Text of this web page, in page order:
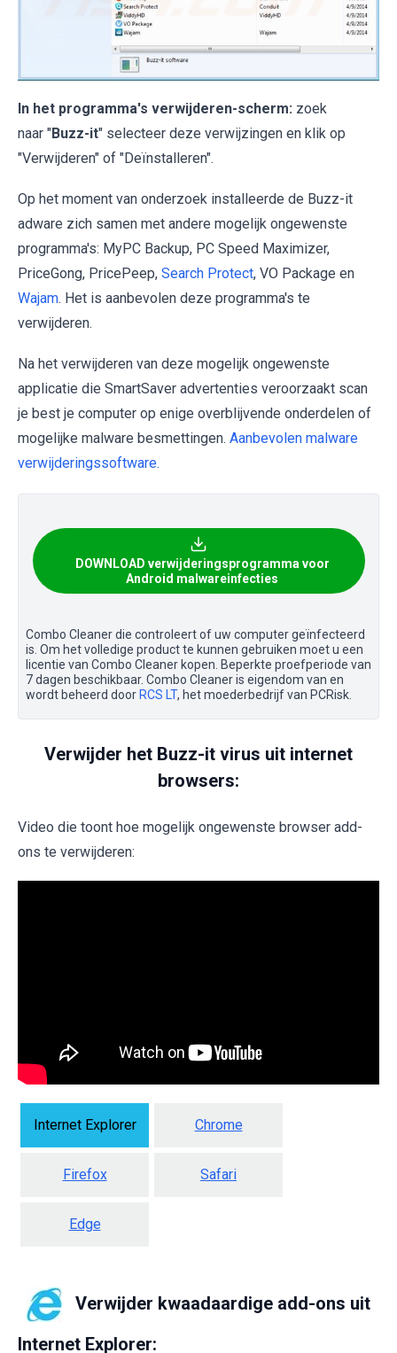
In het programma's verwijderen-scherm: zoek
naar "Buzz-it" selecteer deze verwijzingen en klik op
"Verwijderen" of "Deïnstalleren".
Op het moment van onderzoek installeerde de Buzz-it
adware zich samen met andere mogelijk ongewenste
programma's: MyPC Backup, PC Speed Maximizer,
PriceGong, PricePeep, Search Protect, VO Package en
Wajam. Het is aanbevolen deze programma's te
verwijderen.
Na het verwijderen van deze mogelijk ongewenste
applicatie die SmartSaver advertenties veroorzaakt scan
je best je computer op enige overblijvende onderdelen of
mogelijke malware besmettingen. Aanbevolen malware
verwijderingssoftware.
DOWNLOAD verwijderingsprogramma voor
Android malwareinfecties
Combo Cleaner die controleert of uw computer geïnfecteerd
is. Om het volledige product te kunnen gebruiken moet u een
licentie van Combo Cleaner kopen. Beperkte proefperiode van
7 dagen beschikbaar. Combo Cleaner is eigendom van en
wordt beheerd door RCS LT, het moederbedrijf van PCRisk.
Verwijder het Buzz-it virus uit internet
browsers:
Video die toont hoe mogelijk ongewenste browser add-
ons te verwijderen:
Internet Explorer Chrome
Firefox Safari
Edge
Verwijder kwaadaardige add-ons uit
Internet Explorer: